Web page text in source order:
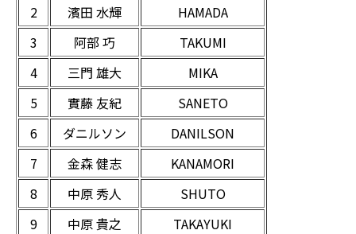
2
濱田 水輝
HAMADA
3
阿部 巧
TAKUMI
4
三門 雄大
MIKA
5
實藤 友紀
SANETO
6
ダニルソン
DANILSON
7
金森 健志
KANAMORI
8
中原 秀人
SHUTO
9
中原 貴之
TAKAYUKI